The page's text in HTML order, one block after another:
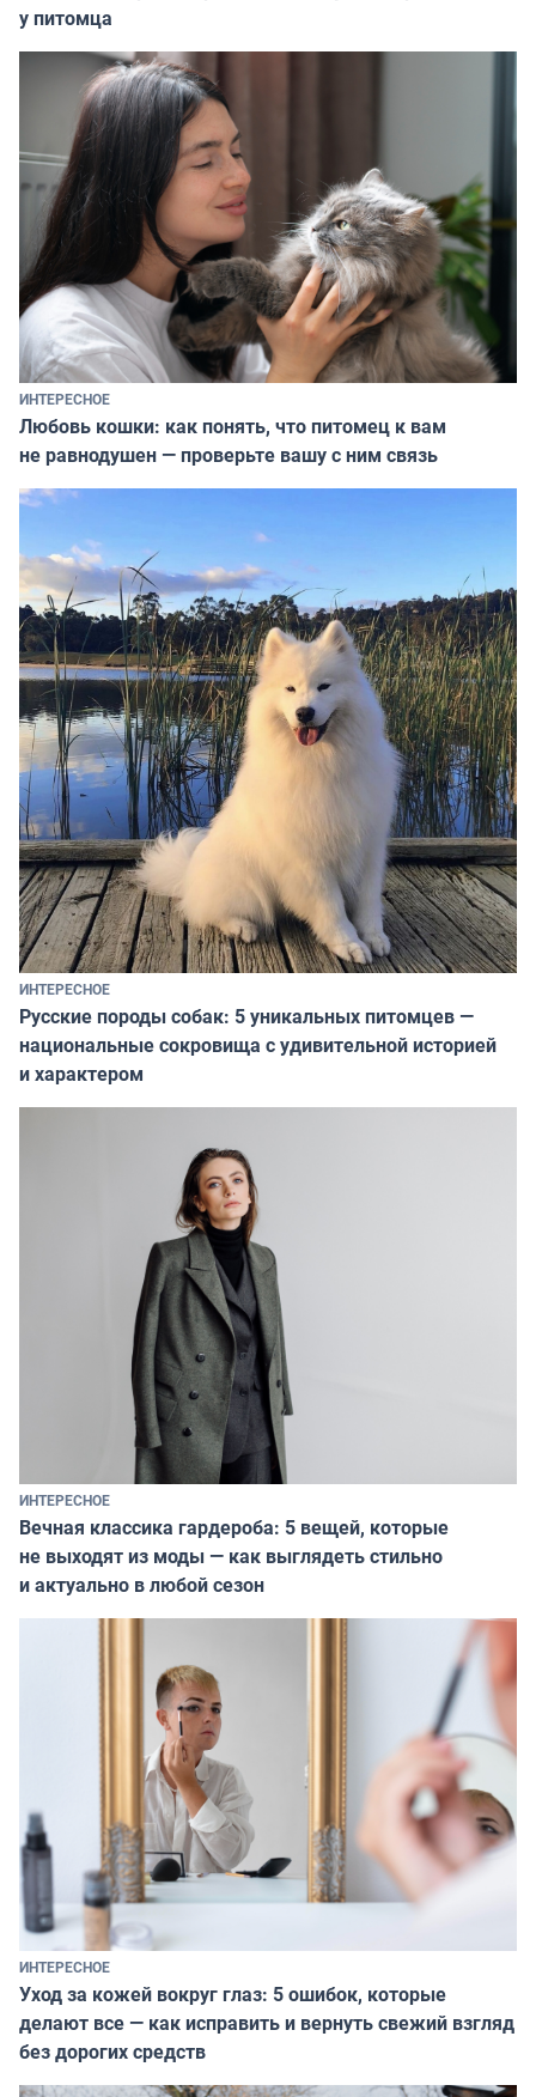
у питомца
ИНТЕРЕСНОЕ
Любовь кошки: как понять, что питомец к вам
не равнодушен — проверьте вашу с ним связь
ИНТЕРЕСНОЕ
Русские породы собак: 5 уникальных питомцев —
национальные сокровища с удивительной историей
и характером
ИНТЕРЕСНОЕ
Вечная классика гардероба: 5 вещей, которые
не выходят из моды — как выглядеть стильно
и актуально в любой сезон
ИНТЕРЕСНОЕ
Уход за кожей вокруг глаз: 5 ошибок, которые
делают все — как исправить и вернуть свежий взгляд
без дорогих средств